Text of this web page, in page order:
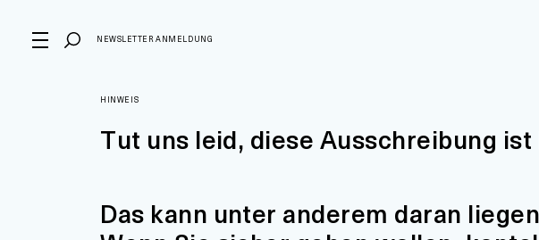
NEWSLETTER ANMELDUNG
HINWEIS
Tut uns leid, diese Ausschreibung
Das kann unter anderem daran